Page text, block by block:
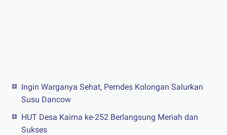
Ingin Warganya Sehat, Pemdes Kolongan Salurkan
Susu Dancow
HUT Desa Kaima ke-252 Berlangsung Meriah dan
Sukses